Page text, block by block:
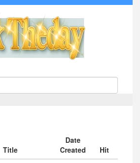
Title
Date
Created
Hit